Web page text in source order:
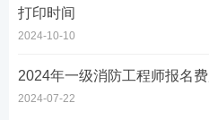
打印时间
2024-10-10
2024年一级消防工程师报名
2024-07-22